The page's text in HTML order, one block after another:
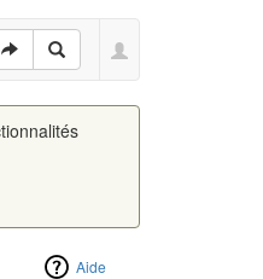
Aide